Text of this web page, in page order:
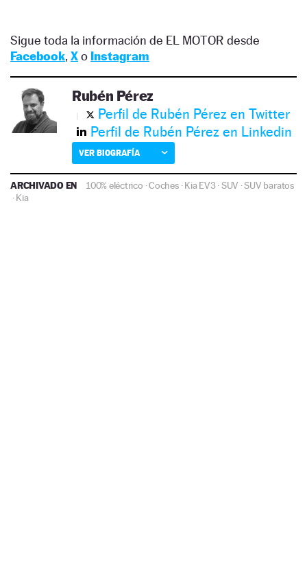
Sigue toda la información de EL MOTOR desde
Facebook, Xo Instagram
Rubén Pérez
Perfil de Rubén Pérez en Twitter
Perfil de Rubén Pérez en Linkedin
VER BIOGRAFÍA
ARCHIVADO EN 100% eléctrico ·Coches·Kia EV3·SUV ·SUV baratos
·Kia